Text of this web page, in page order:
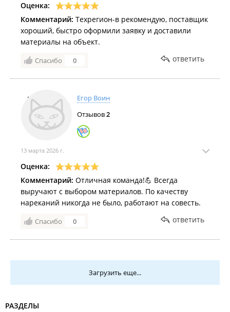
Оценка:
Комментарий: Техрегион-в рекомендую, поставщик
хороший, быстро оформили заявку и доставили
материалы на объект.
Спасибо 0 ответить
Егор Воин
Отзывов2
13 марта 2026 г.
Оценка:
Комментарий: Отличная команда!💪 Всегда
выручают с выбором материалов. По качеству
нареканий никогда не было, работают на совесть.
Спасибо 0 ответить
Загрузить еще...
РАЗДЕЛЫ